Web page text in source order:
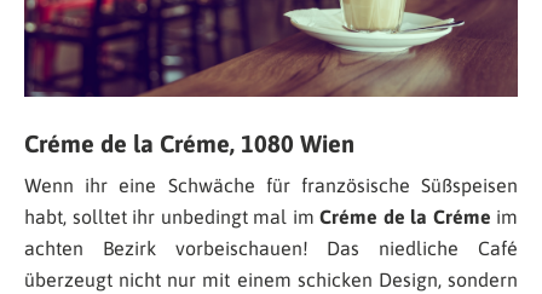
Créme de la Créme, 1080 Wien
Wenn ihr eine Schwäche für französische Süßspeisen
habt, solltet ihr unbedingt mal im Créme de la Créme im
achten Bezirk vorbeischauen! Das niedliche Café
überzeugt nicht nur mit einem schicken Design, sondern